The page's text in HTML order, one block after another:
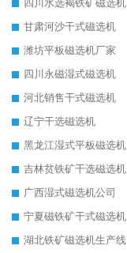
四川水选褐铁矿磁选机
甘肃河沙干式磁选机
潍坊平板磁选机厂家
四川永磁湿式磁选机
河北销售干式磁选机
辽宁干选磁选机
黑龙江湿式平板磁选机
吉林贫铁矿干选磁选机
广西湿式磁选机公司
宁夏磁铁矿干式磁选机
湖北铁矿磁选机生产线